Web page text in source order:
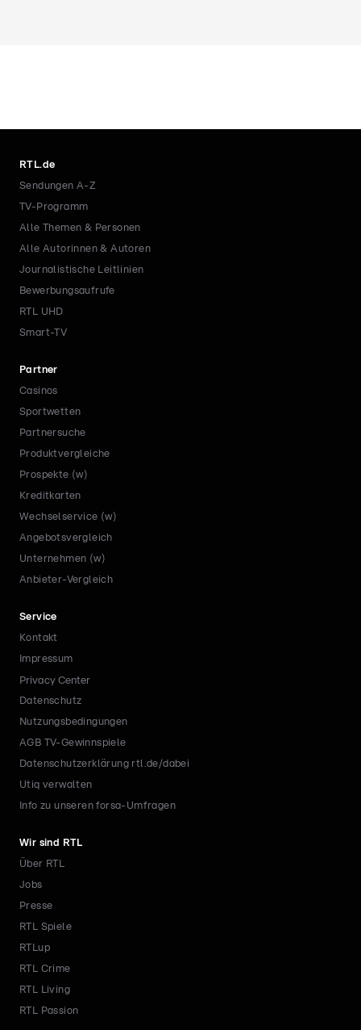
RTL.de
Sendungen A-Z
TV-Programm
Alle Themen & Personen
Alle Autorinnen & Autoren
Journalistische Leitlinien
Bewerbungsaufrufe
RTL UHD
Smart-TV
Partner
Casinos
Sportwetten
Partnersuche
Produktvergleiche
Prospekte (w)
Kreditkarten
Wechselservice (w)
Angebotsvergleich
Unternehmen (w)
Anbieter-Vergleich
Service
Kontakt
Impressum
Privacy Center
Datenschutz
Nutzungsbedingungen
AGB TV-Gewinnspiele
Datenschutzerklärung rtl.de/dabei
Utiq verwalten
Info zu unseren forsa-Umfragen
Wir sind RTL
Über RTL
Jobs
Presse
RTL Spiele
RTLup
RTL Crime
RTL Living
RTL Passion